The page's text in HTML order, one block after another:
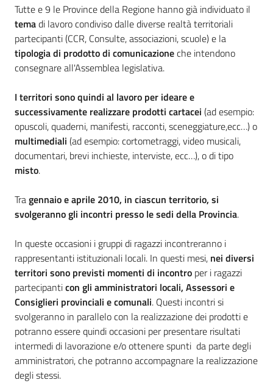
Tutte e 9 le Province della Regione hanno già individuato il
temadi lavoro condiviso dalle diverse realtà territoriali
partecipanti (CCR, Consulte, associazioni, scuole) e la
tipologia di prodottodi comunicazioneche intendono
consegnare all'Assemblea legislativa.
I territori sono quindi al lavoro per ideare e
successivamente realizzare prodotti cartacei (ad esempio:
opuscoli, quaderni, manifesti, racconti, sceneggiature,ecc…) o
multimediali (ad esempio: cortometraggi, video musicali,
documentari, brevi inchieste, interviste, ecc…), o di tipo
misto.
Tragennaio e aprile 2010, in ciascun territorio, si
svolgeranno gli incontri presso le sedi della Provincia.
In queste occasioni i gruppi di ragazzi incontreranno i
rappresentanti istituzionali locali. In questi mesi, nei diversi
territori sono previsti momenti di incontro per i ragazzi
partecipanticon gli amministratori locali, Assessori e
Consiglieri provinciali e comunali. Questi incontri si
svolgeranno in parallelo con la realizzazione dei prodotti e
potranno essere quindi occasioni per presentare risultati
intermedi di lavorazione e/o ottenere spunti da parte degli
amministratori, che potranno accompagnare la realizzazione
degli stessi.